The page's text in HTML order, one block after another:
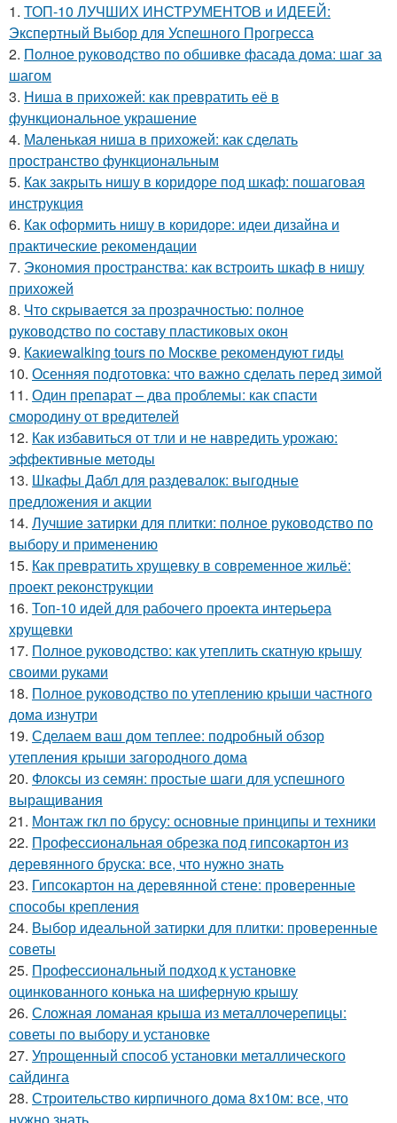
1. ТОП-10 ЛУЧШИХ ИНСТРУМЕНТОВ и ИДЕЕЙ:
Экспертный Выбор для Успешного Прогресса
2. Полное руководство по обшивке фасада дома: шаг за
шагом
3. Ниша в прихожей: как превратить её в
функциональное украшение
4. Маленькая ниша в прихожей: как сделать
пространство функциональным
5. Как закрыть нишу в коридоре под шкаф: пошаговая
инструкция
6. Как оформить нишу в коридоре: идеи дизайна и
практические рекомендации
7. Экономия пространства: как встроить шкаф в нишу
прихожей
8. Что скрывается за прозрачностью: полное
руководство по составу пластиковых окон
9. Какиеwalking tours по Москве рекомендуют гиды
10. Осенняя подготовка: что важно сделать перед зимой
11. Один препарат – два проблемы: как спасти
смородину от вредителей
12. Как избавиться от тли и не навредить урожаю:
эффективные методы
13. Шкафы Дабл для раздевалок: выгодные
предложения и акции
14. Лучшие затирки для плитки: полное руководство по
выбору и применению
15. Как превратить хрущевку в современное жильё:
проект реконструкции
16. Топ-10 идей для рабочего проекта интерьера
хрущевки
17. Полное руководство: как утеплить скатную крышу
своими руками
18. Полное руководство по утеплению крыши частного
дома изнутри
19. Сделаем ваш дом теплее: подробный обзор
утепления крыши загородного дома
20. Флоксы из семян: простые шаги для успешного
выращивания
21. Монтаж гкл по брусу: основные принципы и техники
22. Профессиональная обрезка под гипсокартон из
деревянного бруска: все, что нужно знать
23. Гипсокартон на деревянной стене: проверенные
способы крепления
24. Выбор идеальной затирки для плитки: проверенные
советы
25. Профессиональный подход к установке
оцинкованного конька на шиферную крышу
26. Сложная ломаная крыша из металлочерепицы:
советы по выбору и установке
27. Упрощенный способ установки металлического
сайдинга
28. Строительство кирпичного дома 8х10м: все, что